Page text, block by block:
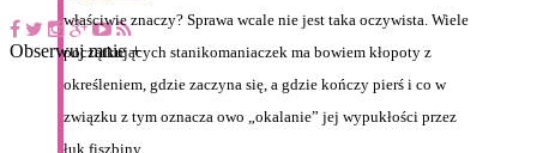
Obserwuj mnie +
właściwie znaczy? Sprawa wcale nie jest taka oczywista. Wiele
początkujących stanikomaniaczek ma bowiem kłopoty z
określeniem, gdzie zaczyna się, a gdzie kończy pierś i co w
związku z tym oznacza owo „okalanie” jej wypukłości przez
łuk fiszbiny.